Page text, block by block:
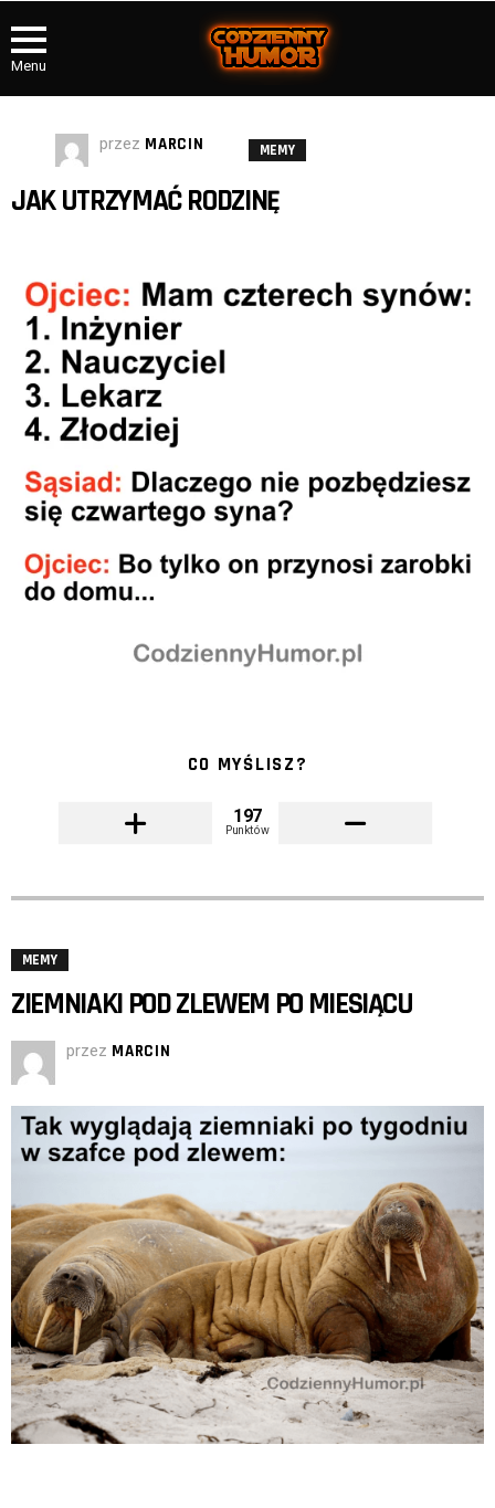
Menu
przez MARCIN MEMY
JAK UTRZYMAĆ RODZINĘ
CO MYŚLISZ?
197
Punktów
MEMY
ZIEMNIAKI POD ZLEWEM PO MIESIĄCU
przez MARCIN